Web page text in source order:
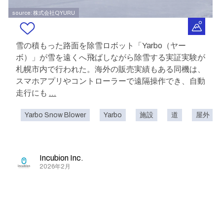
source: 株式会社QYURU
雪の積もった路面を除雪ロボット「Yarbo（ヤー
ボ）」が雪を遠くへ飛ばしながら除雪する実証実験が
札幌市内で行われた。海外の販売実績もある同機は、
スマホアプリやコントローラーで遠隔操作でき、自動
走行にも ...
Yarbo Snow Blower Yarbo 施設 道 屋外
Incubion Inc.
2026年2月